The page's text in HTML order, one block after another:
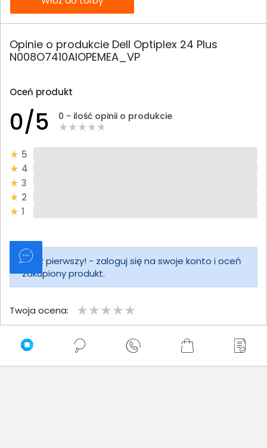
Opinie o produkcie Dell Optiplex 24 Plus
N008O7410AIOPEMEA_VP
Oceń produkt
0/5 0 - ilość opinii o produkcie
5
4
3
2
1
Bądź pierwszy! - zaloguj się na swoje konto i oceń
zakupiony produkt.
Twoja ocena:
Twoje imię